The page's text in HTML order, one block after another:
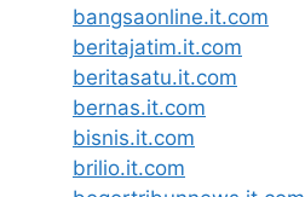
bangsaonline.it.com
beritajatim.it.com
beritasatu.it.com
bernas.it.com
bisnis.it.com
brilio.it.com